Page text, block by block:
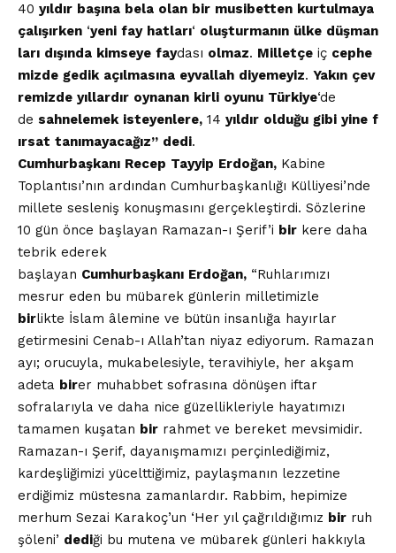
40 yıldır başına bela olan bir musibetten kurtulmaya
çalışırken ‘yeni fay hatları‘ oluşturmanın ülke düşman
ları dışında kimseye faydası olmaz. Milletçe iç cephe
mizde gedik açılmasına eyvallah diyemeyiz. Yakın çev
remizde yıllardır oynanan kirli oyunu Türkiye‘de
de sahnelemek isteyenlere, 14 yıldır olduğu gibi yine f
ırsat tanımayacağız” dedi.
Cumhurbaşkanı Recep Tayyip Erdoğan, Kabine
Toplantısı’nın ardından Cumhurbaşkanlığı Külliyesi’nde
millete sesleniş konuşmasını gerçekleştirdi. Sözlerine
10 gün önce başlayan Ramazan-ı Şerif’i bir kere daha
tebrik ederek
başlayan Cumhurbaşkanı Erdoğan, “Ruhlarımızı
mesrur eden bu mübarek günlerin milletimizle
birlikte İslam âlemine ve bütün insanlığa hayırlar
getirmesini Cenab-ı Allah’tan niyaz ediyorum. Ramazan
ayı; orucuyla, mukabelesiyle, teravihiyle, her akşam
adeta birer muhabbet sofrasına dönüşen iftar
sofralarıyla ve daha nice güzellikleriyle hayatımızı
tamamen kuşatan bir rahmet ve bereket mevsimidir.
Ramazan-ı Şerif, dayanışmamızı perçinlediğimiz,
kardeşliğimizi yücelttiğimiz, paylaşmanın lezzetine
erdiğimiz müstesna zamanlardır. Rabbim, hepimize
merhum Sezai Karakoç’un ‘Her yıl çağrıldığımız bir ruh
şöleni’ dediği bu mutena ve mübarek günleri hakkıyla